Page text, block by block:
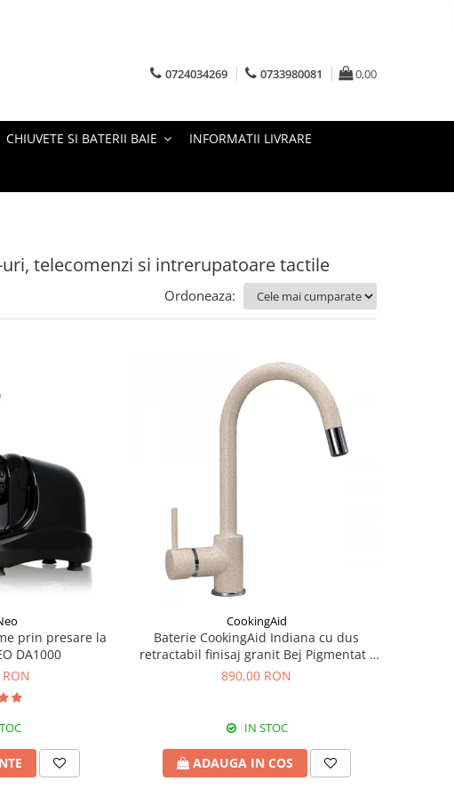
0724034269 0733980081 0,00
CHIUVETE SI BATERII BAIE INFORMATII LIVRARE
telecomenzi si intrerupatoare tactile
Ordoneaza:
prin presare la
DA1000
CookingAid
Baterie CookingAid Indiana cu dus
retractabil finisaj granit Bej Pigmentat /
Avena
890,00 RON
IN STOC
ADAUGA IN COS